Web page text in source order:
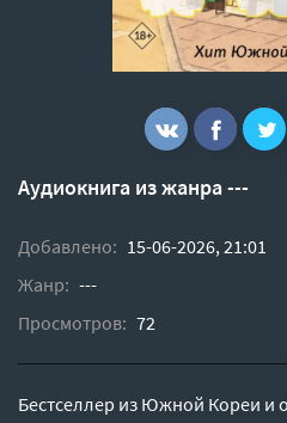
Аудиокнига из жанра ---
Добавлено: 15-06-2026, 21:01
Жанр: ---
Просмотров: 72
Бестселлер из Южной Кореи и